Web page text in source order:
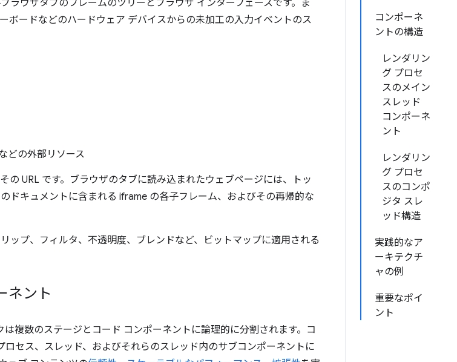
コンポーネ
ントの構造
レンダリン
グ プロセ
スのメイン
スレッド
コンポーネ
ント
レンダリン
グ プロセ
スのコンポ
ジタ スレ
ッド構造
実践的なア
ーキテクチ
ャの例
重要なポイ
ント
ラウザタブのフレームのツリーとブラウザ インターフェースです。ま
ボードなどのハードウェア デバイスからの未加工の入力イベントのス
どの外部リソース
の URL です。ブラウザのタブに読み込まれたウェブページには、トッ
ドキュメントに含まれる iframe の各子フレーム、およびその再帰的な
ップ、フィルタ、不透明度、ブレンドなど、ビットマップに適用される
ネント
複数のステージとコード コンポーネントに論理的に分割されます。コ
ロセス、スレッド、およびそれらのスレッド内のサブコンポーネントに